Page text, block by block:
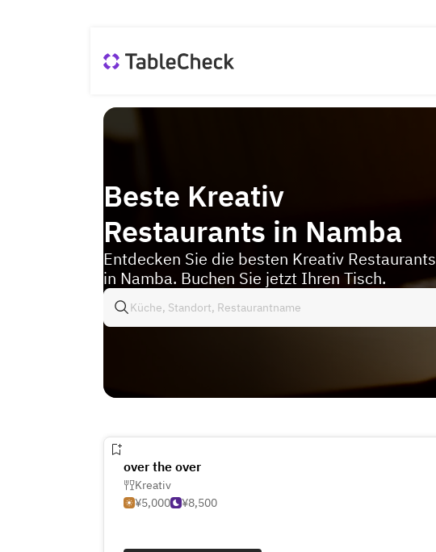
Beste Kreativ
Restaurants in Namba
Entdecken Sie die besten Kreativ Restaurants
in Namba. Buchen Sie jetzt Ihren Tisch.
over the over
Kreativ
¥5,000
¥8,500